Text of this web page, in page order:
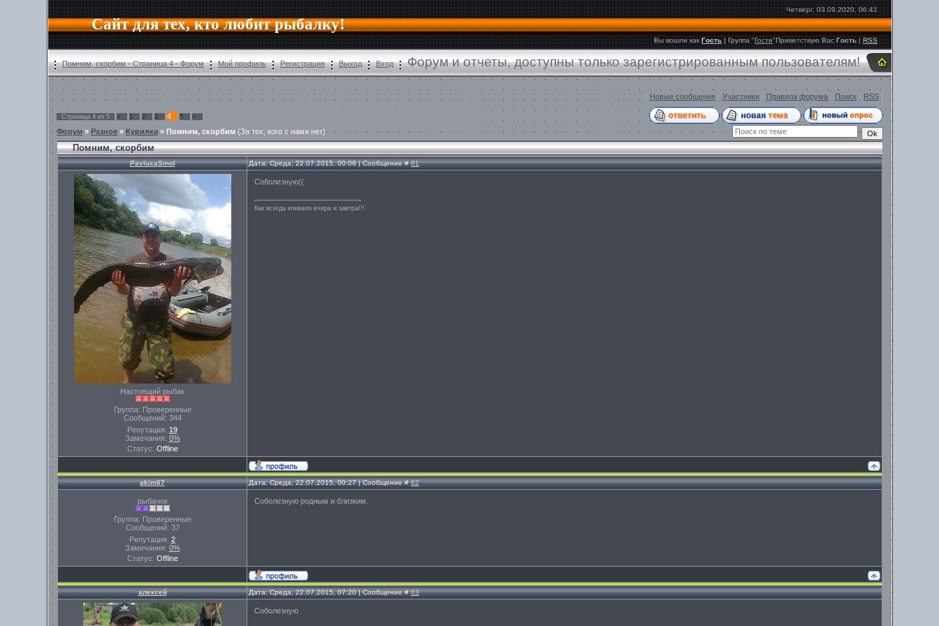
Сайт для тех, кто любит рыбалку!
Четверг, 03.09.2020, 06:41
Вы вошли как Гость|Группа"Гости"Приветствую Вас Гость |RSS
Помним, скорбим - Страница 4 - Форум Мой профиль Регистрация Выход Вход Форум и отчеты, доступны только зарегистрированным пользователям!
[ Новые сообщения Участники Правила форума Поиск RSS ]
Страница 4 из 5 « 1 2 3 4 5 »
Форум» Разное » Курилка» Помним, скорбим (За тех, кого с нами нет)
Помним, скорбим
PavluxaSmol Дата: Среда, 22.07.2015, 00:08 | Сообщение #61
Настоящий рыбак
Группа: Проверенные
Сообщений: 344
Репутация: 19
Замечания: 0%
Статус: Offline
Соболезную((
Как всегда клевало вчера и завтра!!!
akim67 Дата: Среда, 22.07.2015, 00:27 | Сообщение #62
рыбачок
Группа: Проверенные
Сообщений: 37
Репутация: 2
Замечания: 0%
Статус: Offline
Соболезную родным и близким.
алексей Дата: Среда, 22.07.2015, 07:20 | Сообщение #63
Соболезную